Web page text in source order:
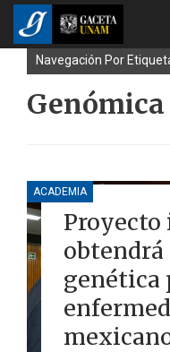
Navegación Por
Genómica
ACADEMIA
genética